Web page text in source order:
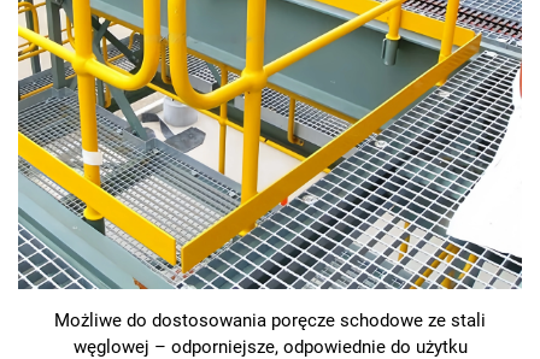
Możliwe do dostosowania poręcze schodowe ze stali
węglowej – odporniejsze, odpowiednie do użytku